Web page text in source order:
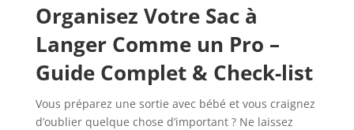
Organisez Votre Sac à
Langer Comme un Pro –
Guide Complet & Check-list
Vous préparez une sortie avec bébé et vous craignez
d’oublier quelque chose d’important ? Ne laissez